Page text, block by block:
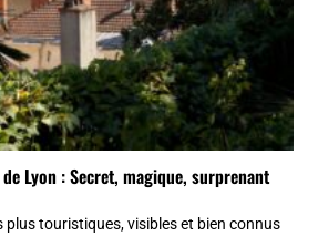
Lyon : Secret, magique, surprenant
plus touristiques, visibles et bien connus